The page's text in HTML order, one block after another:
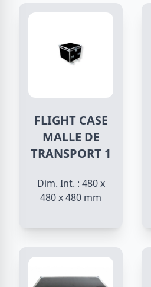
FLIGHT CASE
MALLE DE
TRANSPORT 1
Dim. Int. : 480 x
480 x 480 mm